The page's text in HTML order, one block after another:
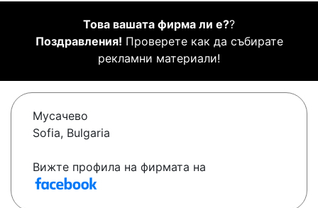
Това вашата фирма ли е??
Поздравления! Проверете как да събирате
рекламни материали!
Мусачево
Sofia, Bulgaria
Вижте профила на фирмата на